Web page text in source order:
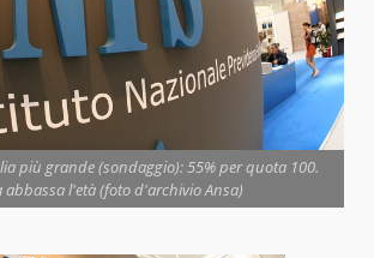
più grande (sondaggio): 55% per quota 100.
abbassa l'età (foto d'archivio Ansa)